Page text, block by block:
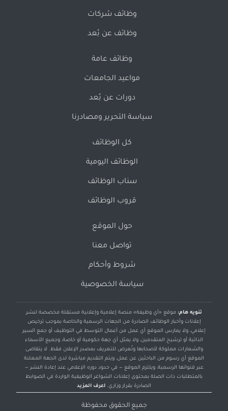
وظائف شركات
وظائف عن بُعد
وظائف عامة
مواعيد الجامعات
دورات عن بُعد
سياسة التحرير ومصادرنا
كل الوظائف
الوظائف اليومية
سناب الوظائف
قروب الوظائف
حول الموقع
تواصل معنا
شروط وأحكام
سياسة الخصوصية
تنويه هام: موقع «أي وظيفة» منصة إعلامية وإعلانية مستقلة مخصصة لنشر
إعلانات وأخبار الوظائف الصادرة من الجهات الرسمية والخاصة بموجب ترخيص
إعلامي، ولا يمارس الموقع أي عمل من أعمال التوسط في التوظيف أو جمع السير
الذاتية أو ترشيح المتقدمين، ولا يمثل أي جهة حكومية أو خاصة، وجميع الأسماء
والشعارات مملوكة لأصحابها وتُعرض للتعريف بمصدر الإعلان فقط. لا يتقاضى
الموقع أي رسوم من الباحثين عن عمل، ويتم التقديم مباشرة لدى الجهة المعلنة
عبر قنواتها الرسمية، ويلتزم الموقع — في حدود دوره الإعلامي عند إعادة النشر —
بالمتطلبات ذات الصلة بمحتوى إعلانات الشواغر الوظيفية الواردة في الضوابط
الصادرة بقرار وزاري. اعرف المزيد
جميع الحقوق محفوظة